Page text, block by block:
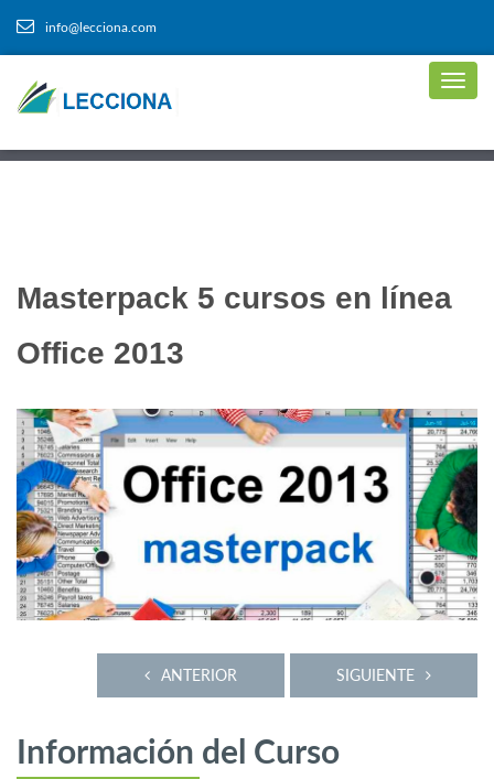
info@lecciona.com
Masterpack 5 cursos en línea
Office 2013
SIGUIENTE
ANTERIOR
Información del Curso